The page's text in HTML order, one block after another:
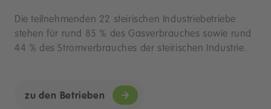
Die teilnehmenden 22 steirischen Industriebetriebe
stehen für rund 85 % des Gasverbrauches sowie rund
44 % des Stromverbrauches der steirischen Industrie.
zu den Betrieben